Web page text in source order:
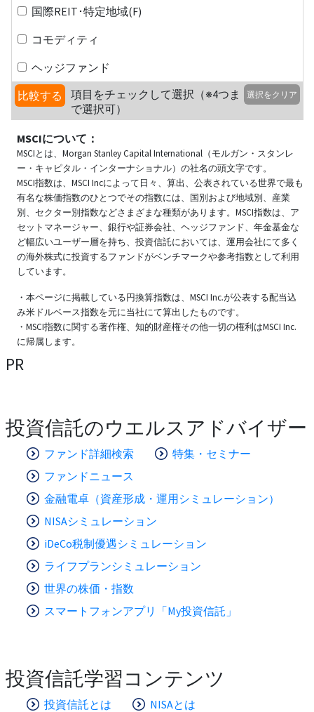
国際REIT･特定地域(F)
コモディティ
ヘッジファンド
比較する
項目をチェックして選択（※4つま
で選択可）
選択をクリア
MSCIについて：
MSCIとは、Morgan Stanley Capital International（モルガン・スタンレ
ー・キャピタル・インターナショナル）の社名の頭文字です。
MSCI指数は、MSCI Incによって日々、算出、公表されている世界で最も
有名な株価指数のひとつでその指数には、国別および地域別、産業
別、セクター別指数などさまざまな種類があります。MSCI指数は、ア
セットマネージャー、銀行や証券会社、ヘッジファンド、年金基金な
ど幅広いユーザー層を持ち、投資信託においては、運用会社にて多く
の海外株式に投資するファンドがベンチマークや参考指数として利用
しています。
・本ページに掲載している円換算指数は、MSCI Inc.が公表する配当込
み米ドルベース指数を元に当社にて算出したものです。
・MSCI指数に関する著作権、知的財産権その他一切の権利はMSCI Inc.
に帰属します。
PR
投資信託のウエルスアドバイザー
ファンド詳細検索
特集・セミナー
ファンドニュース
金融電卓（資産形成・運用シミュレーション）
NISAシミュレーション
iDeCo税制優遇シミュレーション
ライフプランシミュレーション
世界の株価・指数
スマートフォンアプリ「My投資信託」
投資信託学習コンテンツ
投資信託とは NISAとは